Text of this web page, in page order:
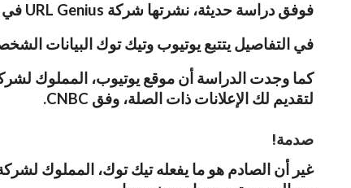
فوفق دراسة حديثة، نشرتها شركة URL Genius في وقت سابق من العام الحالي، يمكن أن يقوم 2 من تطبيقات التواصل بجمع الكثير من البيانات عنك.
في التفاصيل يتتبع يوتيوب وتيك توك البيانات
كما وجدت الدراسة أن موقع يوتيوب، المملوك
لتقديم لك الإعلانات ذات الصلة، وفق CNBC.
صدمة!